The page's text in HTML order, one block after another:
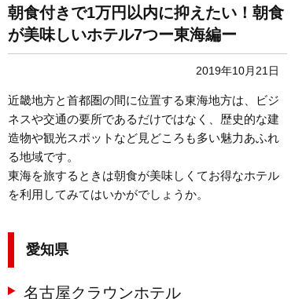
朝食付きで1万円以内に抑えたい！朝食
が美味しいホテル7つー東海編ー
2019年10月21日
近畿地方と首都圏の間に位置する東海地方は、ビジ
ネスや交通の要所であるだけではなく、歴史的な建
造物や観光スポットなど見どころも多い魅力あふれ
る地域です。
東海を旅するときは朝食が美味しくてお得なホテル
を利用してみてはいかがでしょうか。
愛知県
名古屋クラウンホテル